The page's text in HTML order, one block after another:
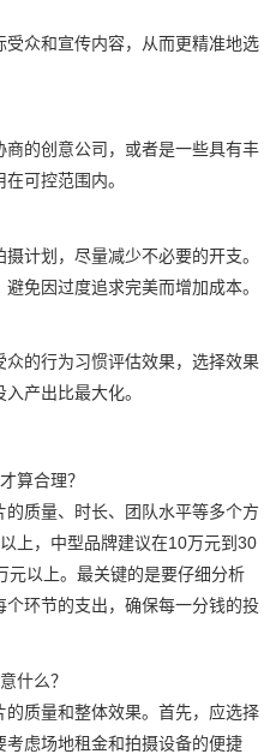
众和宣传内容，从而更精准地选
的创意公司，或者是一些具有丰
可控范围内。
计划，尽量减少不必要的开支。
免因过度追求完美而增加成本。
的行为习惯评估效果，选择效果
产出比最大化。
算合理？
质量、时长、团队水平等多个方
上，中型品牌建议在10万元到30
元以上。最关键的是要仔细分析
环节的支出，确保每一分钱的投
什么？
质量和整体效果。首先，应选择
虑场地租金和拍摄设备的便捷